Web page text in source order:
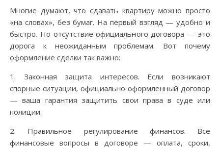
Многие думают, что сдавать квартиру можно просто
«на словах», без бумаг. На первый взгляд — удобно и
быстро. Но отсутствие официального договора — это
дорога к неожиданным проблемам. Вот почему
оформление сделки так важно:
1. Законная защита интересов. Если возникают
спорные ситуации, официально оформленный договор
— ваша гарантия защитить свои права в суде или
полиции.
2. Правильное регулирование финансов. Все
финансовые вопросы в договоре — оплата, сроки,